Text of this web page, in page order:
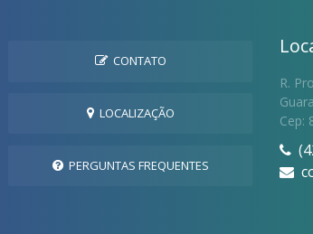
CONTATO
LOCALIZAÇÃO
PERGUNTAS FREQUENTES
R.
Cep: